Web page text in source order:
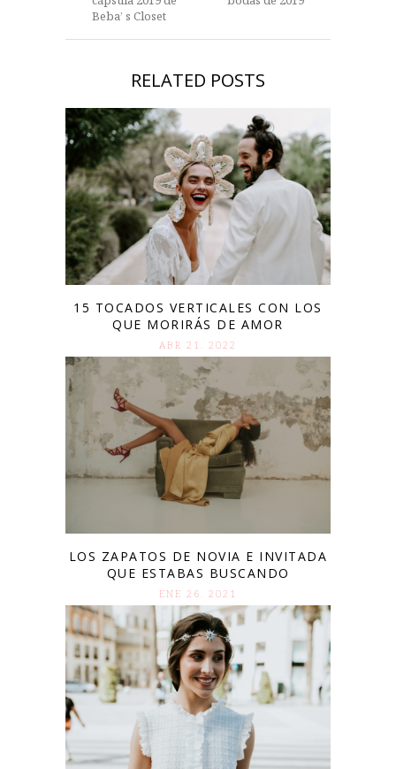
Beba’ s Closet
RELATED POSTS
15 TOCADOS VERTICALES CON LOS
QUE MORIRÁS DE AMOR
ABR 21. 2022
LOS ZAPATOS DE NOVIA E INVITADA
QUE ESTABAS BUSCANDO
ENE 26. 2021